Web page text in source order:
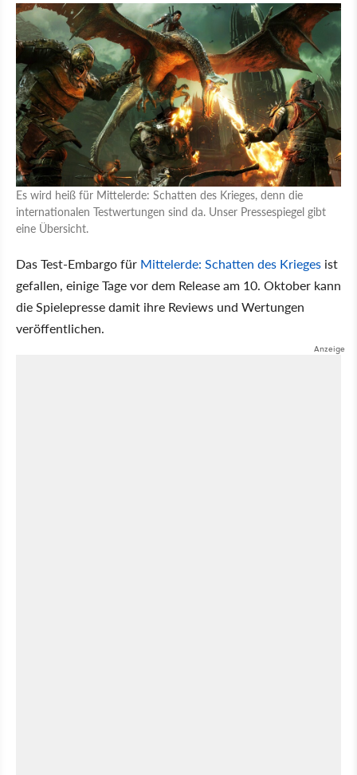
Es wird heiß für Mittelerde: Schatten des Krieges, denn die
internationalen Testwertungen sind da. Unser Pressespiegel gibt
eine Übersicht.
Das Test-Embargo für Mittelerde: Schatten des Krieges ist
gefallen, einige Tage vor dem Release am 10. Oktober kann
die Spielepresse damit ihre Reviews und Wertungen
veröffentlichen.